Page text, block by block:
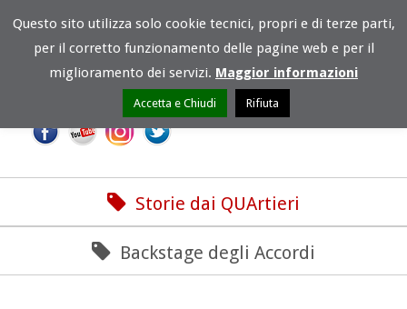
Storie dai QUArtieri
Backstage degli Accordi
Questo sito utilizza solo cookie tecnici, propri e di terze parti,
per il corretto funzionamento delle pagine web e per il
miglioramento dei servizi. Maggior informazioni
Accetta e Chiudi Rifiuta